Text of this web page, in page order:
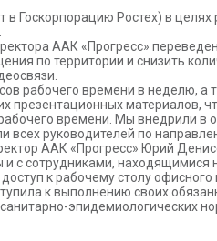
Госкорпорацию Ростех) в
ААК «Прогресс»
по территории и снизить
рабочего времени в неделю, а
материалов,
времени. Мы внедрили в
руководителей по
ААК «Прогресс» Юрий
с сотрудниками, находящимися
к рабочему столу офисного
к выполнению своих
эпидемиологических